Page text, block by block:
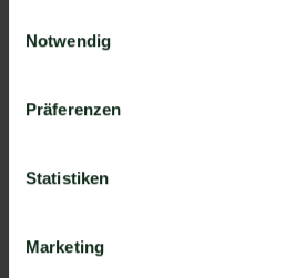
Notwendig
Präferenzen
Statistiken
Marketing
OneHash und WhatsApp
und Mateo Konto hinzufügen
Schritt 2: Eine der Apps
Schritt 4: Die Handlung, die